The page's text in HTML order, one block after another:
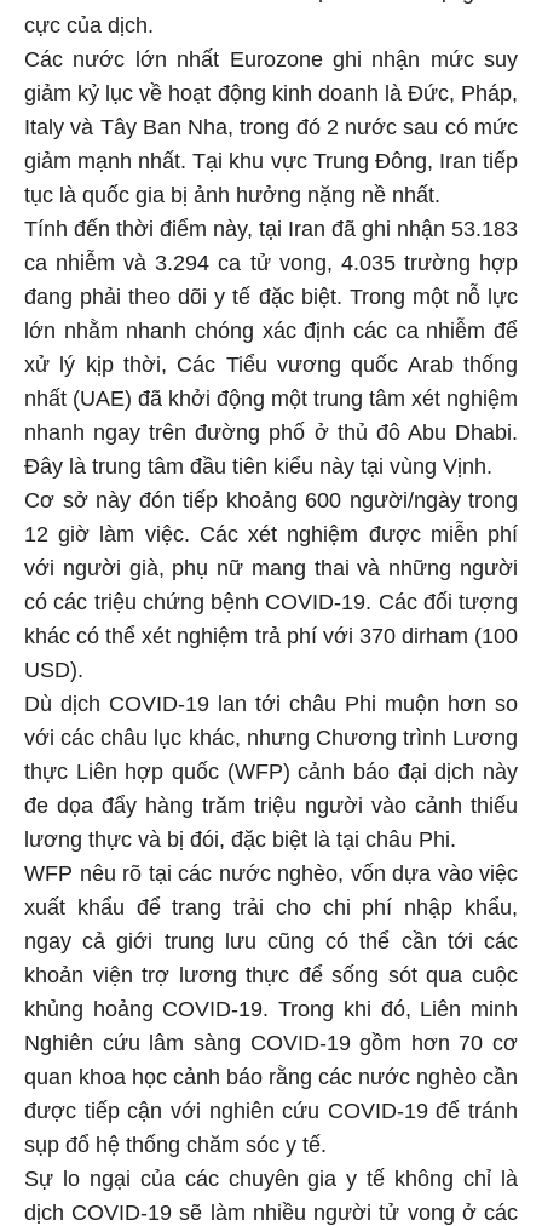
cực của dịch.
Các nước lớn nhất Eurozone ghi nhận mức suy
giảm kỷ lục về hoạt động kinh doanh là Đức, Pháp,
Italy và Tây Ban Nha, trong đó 2 nước sau có mức
giảm mạnh nhất. Tại khu vực Trung Đông, Iran tiếp
tục là quốc gia bị ảnh hưởng nặng nề nhất.
Tính đến thời điểm này, tại Iran đã ghi nhận 53.183
ca nhiễm và 3.294 ca tử vong, 4.035 trường hợp
đang phải theo dõi y tế đặc biệt. Trong một nỗ lực
lớn nhằm nhanh chóng xác định các ca nhiễm để
xử lý kịp thời, Các Tiểu vương quốc Arab thống
nhất (UAE) đã khởi động một trung tâm xét nghiệm
nhanh ngay trên đường phố ở thủ đô Abu Dhabi.
Đây là trung tâm đầu tiên kiểu này tại vùng Vịnh.
Cơ sở này đón tiếp khoảng 600 người/ngày trong
12 giờ làm việc. Các xét nghiệm được miễn phí
với người già, phụ nữ mang thai và những người
có các triệu chứng bệnh COVID-19. Các đối tượng
khác có thể xét nghiệm trả phí với 370 dirham (100
USD).
Dù dịch COVID-19 lan tới châu Phi muộn hơn so
với các châu lục khác, nhưng Chương trình Lương
thực Liên hợp quốc (WFP) cảnh báo đại dịch này
đe dọa đẩy hàng trăm triệu người vào cảnh thiếu
lương thực và bị đói, đặc biệt là tại châu Phi.
WFP nêu rõ tại các nước nghèo, vốn dựa vào việc
xuất khẩu để trang trải cho chi phí nhập khẩu,
ngay cả giới trung lưu cũng có thể cần tới các
khoản viện trợ lương thực để sống sót qua cuộc
khủng hoảng COVID-19. Trong khi đó, Liên minh
Nghiên cứu lâm sàng COVID-19 gồm hơn 70 cơ
quan khoa học cảnh báo rằng các nước nghèo cần
được tiếp cận với nghiên cứu COVID-19 để tránh
sụp đổ hệ thống chăm sóc y tế.
Sự lo ngại của các chuyên gia y tế không chỉ là
dịch COVID-19 sẽ làm nhiều người tử vong ở các